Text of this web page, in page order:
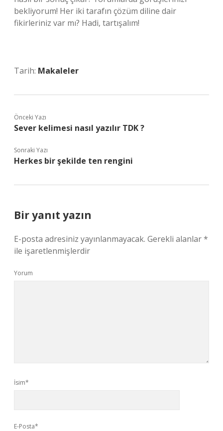
bekliyorum! Her iki tarafın çözüm diline dair
fikirleriniz var mı? Hadi, tartışalım!
Tarih: Makaleler
Önceki Yazı
Sever kelimesi nasıl yazılır TDK ?
Sonraki Yazı
Herkes bir şekilde ten rengini
Bir yanıt yazın
E-posta adresiniz yayınlanmayacak. Gerekli alanlar*
ile işaretlenmişlerdir
Yorum
İsim*
E-Posta*